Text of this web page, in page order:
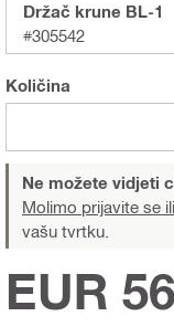
Držač krune BL-1
#305542
Količina
Ne možete vidjeti
Molimo prijavite se
vašu tvrtku.
EUR